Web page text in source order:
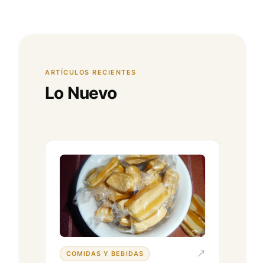
ARTÍCULOS RECIENTES
Lo Nuevo
COMIDAS Y BEBIDAS